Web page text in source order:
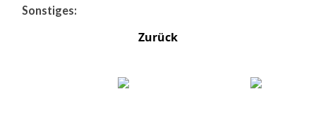
Sonstiges:
Zurück